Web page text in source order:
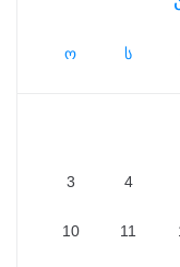
ო ს
3 4
10 11